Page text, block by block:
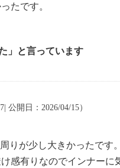
たです。
」と言っています
公開日：2026/04/15）
りが少し大きかったです。
感有りなのでインナーに